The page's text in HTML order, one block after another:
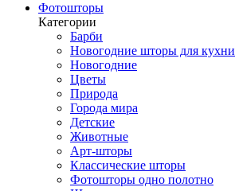
Фотошторы
Категории
Барби
Новогодние шторы для кухни
Новогодние
Цветы
Природа
Города мира
Детские
Животные
Арт-шторы
Классические шторы
Фотошторы одно полотно